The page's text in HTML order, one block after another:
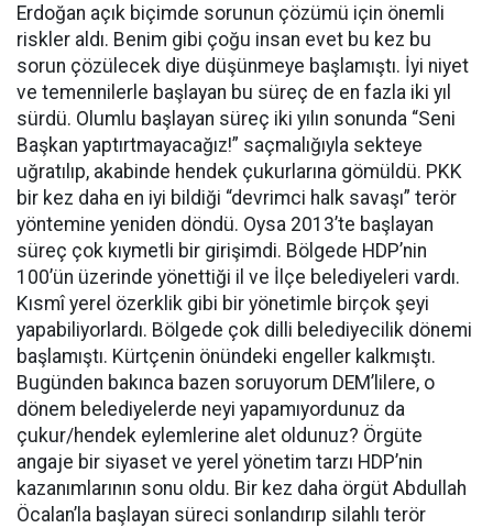
Erdoğan açık biçimde sorunun çözümü için önemli
riskler aldı. Benim gibi çoğu insan evet bu kez bu
sorun çözülecek diye düşünmeye başlamıştı. İyi niyet
ve temennilerle başlayan bu süreç de en fazla iki yıl
sürdü. Olumlu başlayan süreç iki yılın sonunda “Seni
Başkan yaptırtmayacağız!” saçmalığıyla sekteye
uğratılıp, akabinde hendek çukurlarına gömüldü. PKK
bir kez daha en iyi bildiği “devrimci halk savaşı” terör
yöntemine yeniden döndü. Oysa 2013’te başlayan
süreç çok kıymetli bir girişimdi. Bölgede HDP’nin
100’ün üzerinde yönettiği il ve İlçe belediyeleri vardı.
Kısmî yerel özerklik gibi bir yönetimle birçok şeyi
yapabiliyorlardı. Bölgede çok dilli belediyecilik dönemi
başlamıştı. Kürtçenin önündeki engeller kalkmıştı.
Bugünden bakınca bazen soruyorum DEM’lilere, o
dönem belediyelerde neyi yapamıyordunuz da
çukur/hendek eylemlerine alet oldunuz? Örgüte
angaje bir siyaset ve yerel yönetim tarzı HDP’nin
kazanımlarının sonu oldu. Bir kez daha örgüt Abdullah
Öcalan’la başlayan süreci sonlandırıp silahlı terör